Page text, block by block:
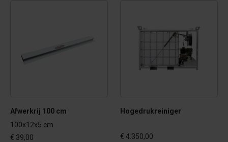
Afwerkrij 100 cm
100x12x5 cm
€ 39,00
Hogedrukreiniger
€ 4.350,00